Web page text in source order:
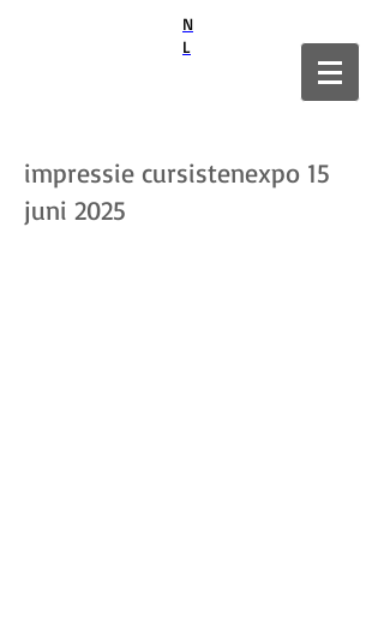
N
L
impressie cursistenexpo 15
juni 2025